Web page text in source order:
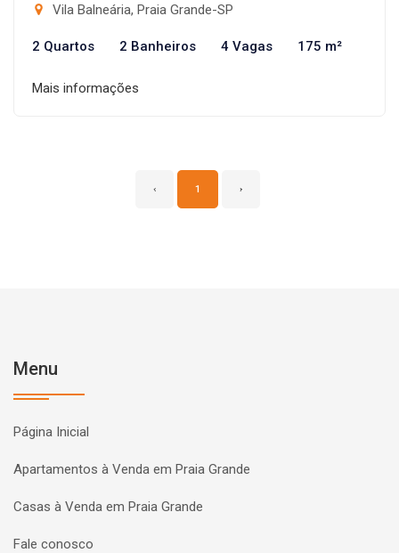
Vila Balneária, Praia Grande-SP
2 Quartos 2 Banheiros 4 Vagas 175 m²
Mais informações
‹ 1 ›
Menu
Página Inicial
Apartamentos à Venda em Praia Grande
Casas à Venda em Praia Grande
Fale conosco